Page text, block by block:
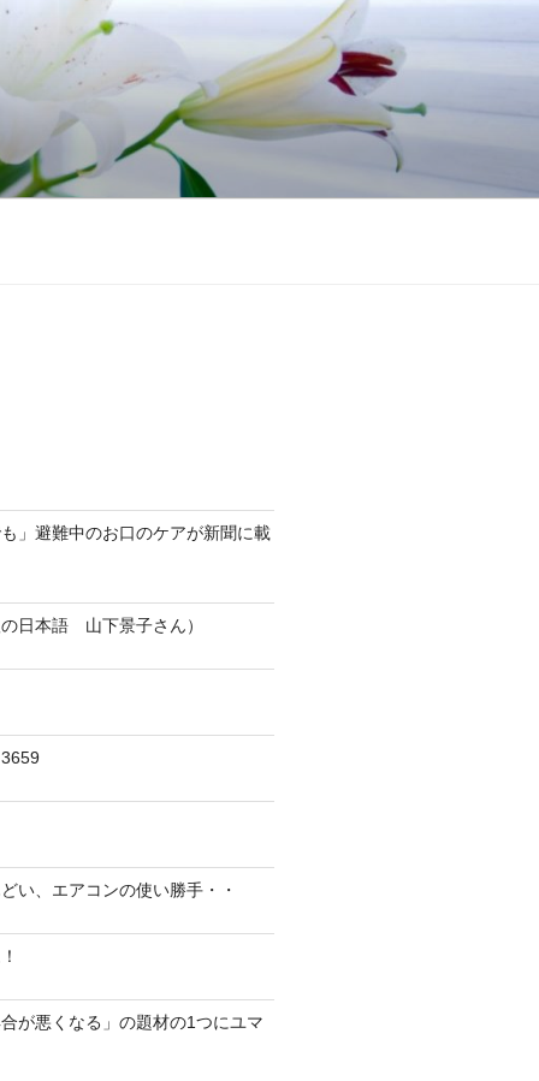
も」避難中のお口のケアが新聞に載
日本語 山下景子さん）
い、エアコンの使い勝手・・
が悪くなる」の題材の1つにユマ